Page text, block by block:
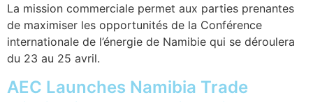
La mission commerciale permet aux parties prenantes
de maximiser les opportunités de la Conférence
internationale de l’énergie de Namibie qui se déroulera
du 23 au 25 avril.
AEC Launches Namibia Trade